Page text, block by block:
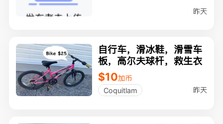
昨天
自行车，滑冰鞋，滑雪车
板，高尔夫球杆，救生衣
$10加币
Coquitlam
昨天